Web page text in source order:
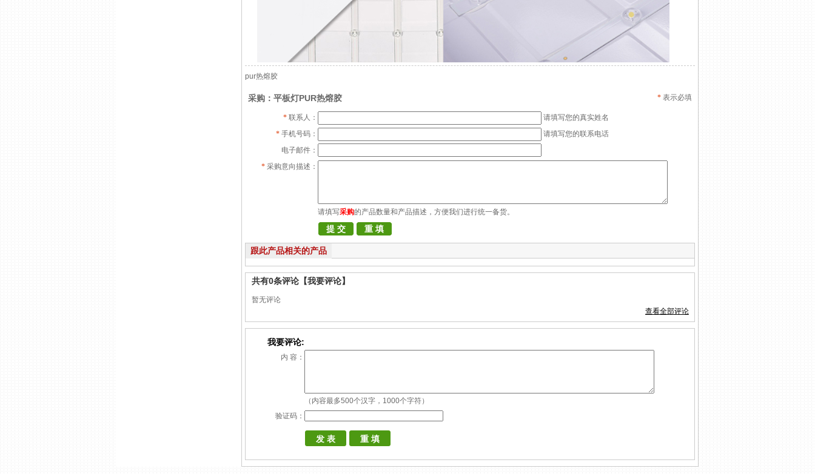
pur热熔胶
* 表示必填
采购：平板灯PUR热熔胶
* 联系人：
请填写您的真实姓名
* 手机号码：
请填写您的联系电话
电子邮件：
* 采购意向描述：
请填写采购的产品数量和产品描述，方便我们进行统一备货。
跟此产品相关的产品
共有0条评论 【我要评论】
暂无评论
查看全部评论
我要评论:
内 容：
（内容最多500个汉字，1000个字符）
验证码：